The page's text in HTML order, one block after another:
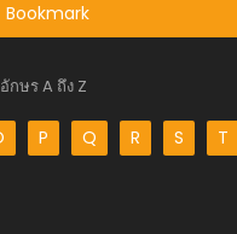
Bookmark
กษร A ถึง Z
P Q R S T